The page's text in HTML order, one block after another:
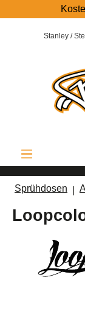
Stanley /
Sprühdosen